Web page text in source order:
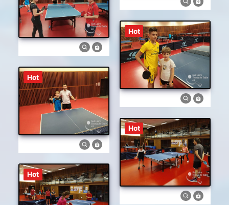
Hot
Hot
Hot
Hot